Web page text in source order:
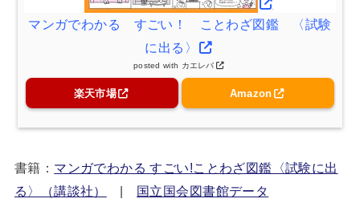
マンガでわかる すごい！ ことわざ図鑑 〈試験
に出る〉
posted with カエレバ
楽天市場 Amazon
書籍： マンガでわかる すごい!ことわざ図鑑〈試験に出
る〉（講談社）
| 国立国会図書館データ